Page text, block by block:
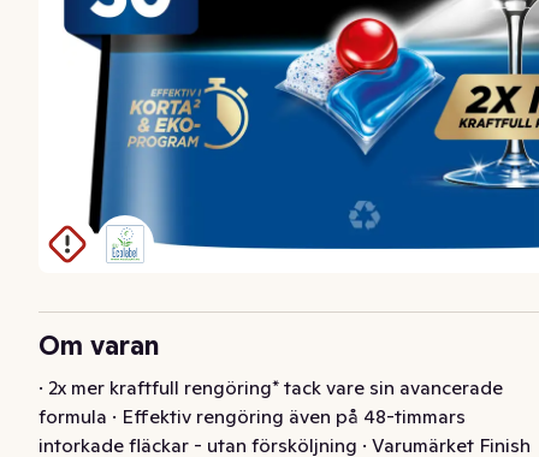
Om varan
· 2x mer kraftfull rengöring* tack vare sin avancerade
formula · Effektiv rengöring även på 48-timmars
intorkade fläckar - utan försköljning · Varumärket Finish